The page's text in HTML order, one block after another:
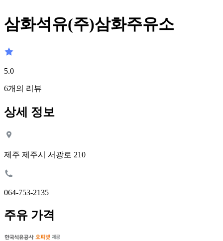
삼화석유(주)삼화주유소
5.0
6개의 리뷰
상세 정보
제주 제주시 서광로 210
064-753-2135
주유 가격